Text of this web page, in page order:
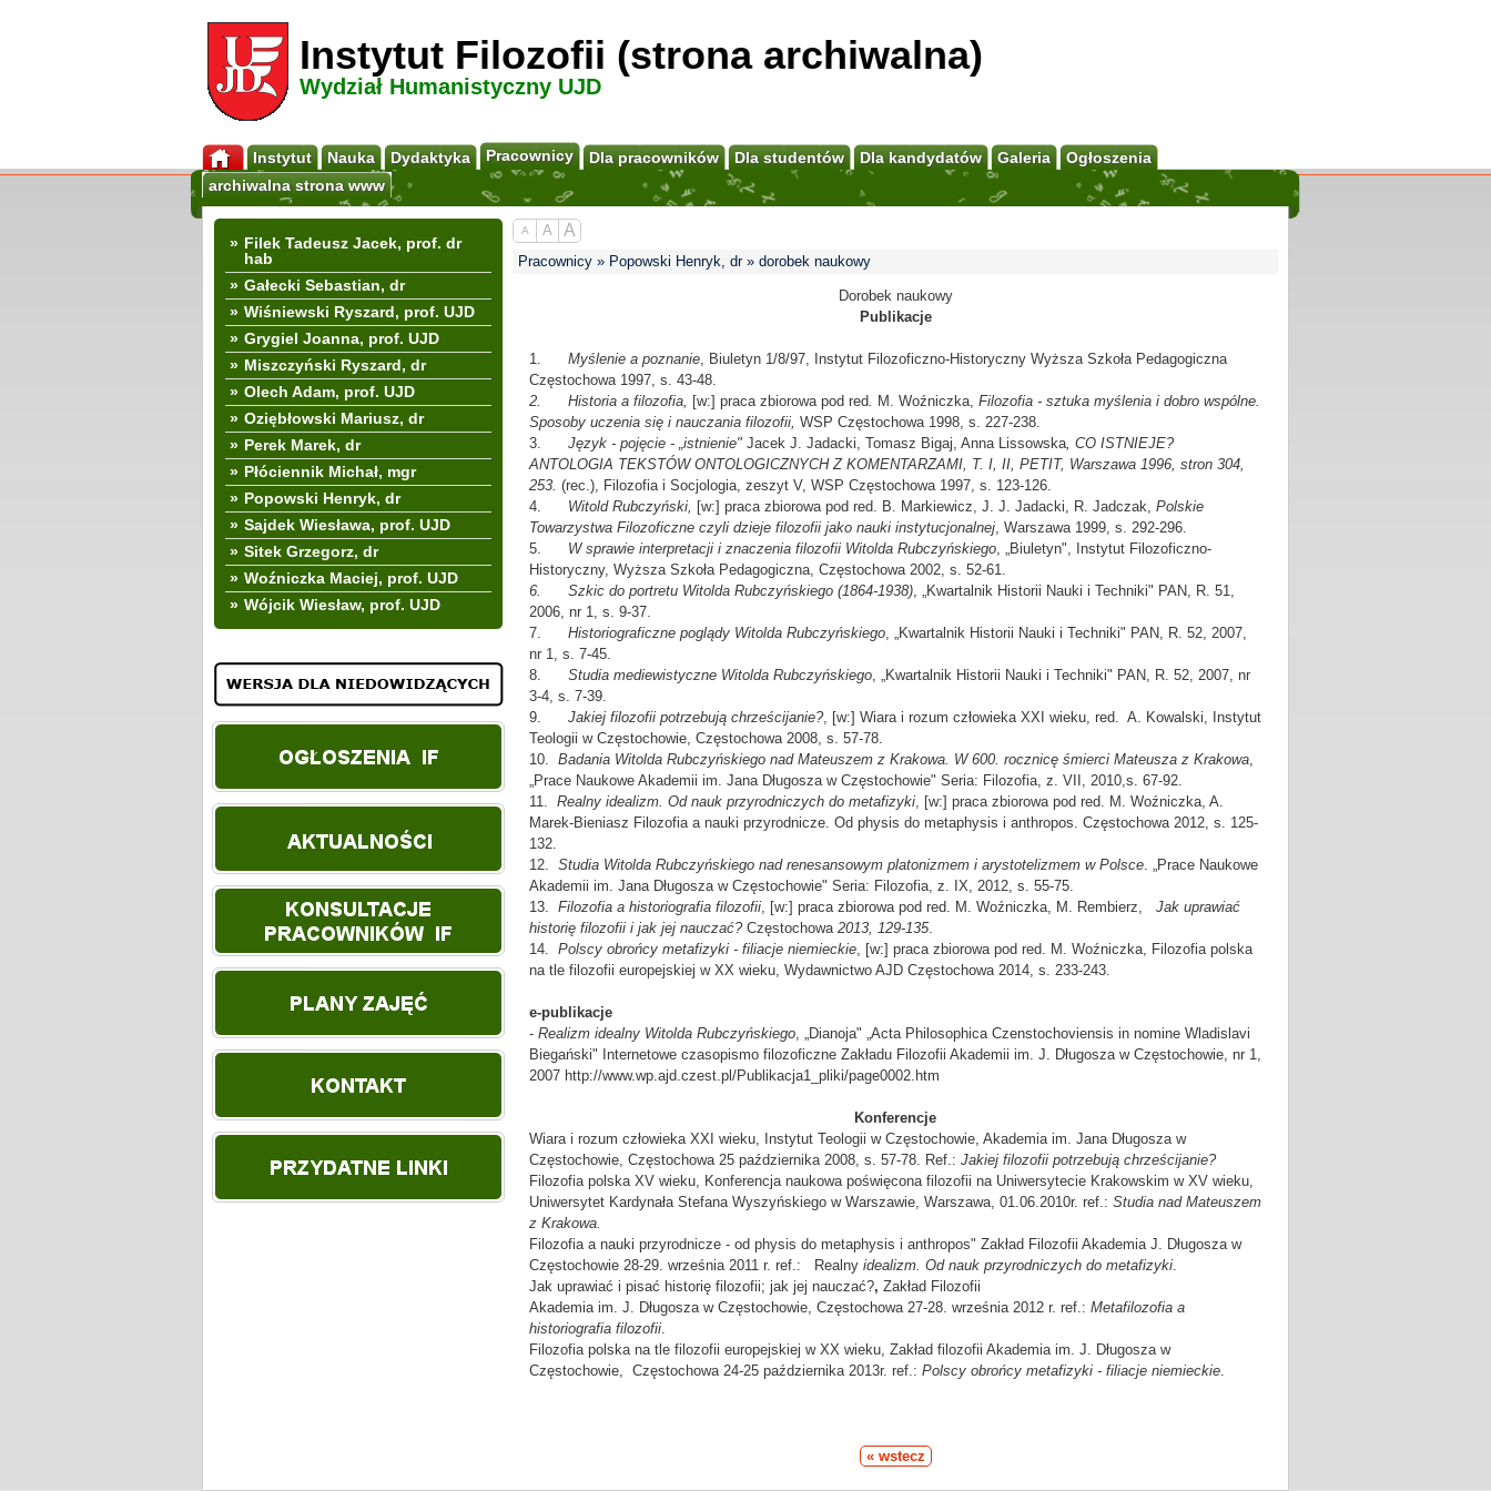
Instytut Filozofii (strona archiwalna)
Wydział Humanistyczny UJD
Instytut Nauka Dydaktyka Pracownicy Dla pracowników Dla studentów Dla kandydatów Galeria
Ogłoszenia
archiwalna strona www
» Filek Tadeusz Jacek, prof. dr
hab
» Gałecki Sebastian, dr
» Wiśniewski Ryszard, prof. UJD
» Grygiel Joanna, prof. UJD
» Miszczyński Ryszard, dr
» Olech Adam, prof. UJD
» Oziębłowski Mariusz, dr
» Perek Marek, dr
» Płóciennik Michał, mgr
» Popowski Henryk, dr
» Sajdek Wiesława, prof. UJD
» Sitek Grzegorz, dr
» Woźniczka Maciej, prof. UJD
» Wójcik Wiesław, prof. UJD
A A A
Pracownicy » Popowski Henryk, dr » dorobek naukowy
Dorobek naukowy
Publikacje
1. Myślenie a poznanie, Biuletyn 1/8/97, Instytut Filozoficzno-Historyczny Wyższa Szkoła Pedagogiczna
Częstochowa 1997, s. 43-48.
2. Historia a filozofia, [w:] praca zbiorowa pod red. M. Woźniczka, Filozofia - sztuka myślenia i dobro wspólne.
Sposoby uczenia się i nauczania filozofii, WSP Częstochowa 1998, s. 227-238.
3. Język - pojęcie - „istnienie" Jacek J. Jadacki, Tomasz Bigaj, Anna Lissowska, CO ISTNIEJE?
ANTOLOGIA TEKSTÓW ONTOLOGICZNYCH Z KOMENTARZAMI, T. I, II, PETIT, Warszawa 1996, stron 304,
253. (rec.), Filozofia i Socjologia, zeszyt V, WSP Częstochowa 1997, s. 123-126.
4. Witold Rubczyński, [w:] praca zbiorowa pod red. B. Markiewicz, J. J. Jadacki, R. Jadczak, Polskie
Towarzystwa Filozoficzne czyli dzieje filozofii jako nauki instytucjonalnej, Warszawa 1999, s. 292-296.
5. W sprawie interpretacji i znaczenia filozofii Witolda Rubczyńskiego, „Biuletyn", Instytut Filozoficzno-
Historyczny, Wyższa Szkoła Pedagogiczna, Częstochowa 2002, s. 52-61.
6. Szkic do portretu Witolda Rubczyńskiego (1864-1938), „Kwartalnik Historii Nauki i Techniki" PAN, R. 51,
2006, nr 1, s. 9-37.
7. Historiograficzne poglądy Witolda Rubczyńskiego, „Kwartalnik Historii Nauki i Techniki" PAN, R. 52, 2007,
nr 1, s. 7-45.
8. Studia mediewistyczne Witolda Rubczyńskiego, „Kwartalnik Historii Nauki i Techniki" PAN, R. 52, 2007, nr
3-4, s. 7-39.
9. Jakiej filozofii potrzebują chrześcijanie?, [w:] Wiara i rozum człowieka XXI wieku, red. A. Kowalski, Instytut
Teologii w Częstochowie, Częstochowa 2008, s. 57-78.
10. Badania Witolda Rubczyńskiego nad Mateuszem z Krakowa. W 600. rocznicę śmierci Mateusza z Krakowa,
„Prace Naukowe Akademii im. Jana Długosza w Częstochowie" Seria: Filozofia, z. VII, 2010,s. 67-92.
11. Realny idealizm. Od nauk przyrodniczych do metafizyki, [w:] praca zbiorowa pod red. M. Woźniczka, A.
Marek-Bieniasz Filozofia a nauki przyrodnicze. Od physis do metaphysis i anthropos. Częstochowa 2012, s. 125-
132.
12. Studia Witolda Rubczyńskiego nad renesansowym platonizmem i arystotelizmem w Polsce. „Prace Naukowe
Akademii im. Jana Długosza w Częstochowie" Seria: Filozofia, z. IX, 2012, s. 55-75.
13. Filozofia a historiografia filozofii, [w:] praca zbiorowa pod red. M. Woźniczka, M. Rembierz,
Jak uprawiać
historię filozofii i jak jej nauczać?Częstochowa 2013, 129-135.
14. Polscy obrońcy metafizyki - filiacje niemieckie, [w:] praca zbiorowa pod red. M. Woźniczka, Filozofia polska
na tle filozofii europejskiej w XX wieku, Wydawnictwo AJD Częstochowa 2014, s. 233-243.
e-publikacje
- Realizm idealny Witolda Rubczyńskiego, „Dianoja" „Acta Philosophica Czenstochoviensis in nomine Wladislavi
Biegański" Internetowe czasopismo filozoficzne Zakładu Filozofii Akademii im. J. Długosza w Częstochowie, nr 1,
2007 http://www.wp.ajd.czest.pl/Publikacja1_pliki/page0002.htm
Konferencje
Wiara i rozum człowieka XXI wieku, Instytut Teologii w Częstochowie, Akademia im. Jana Długosza w
Częstochowie, Częstochowa 25 października 2008, s. 57-78. Ref.: Jakiej filozofii potrzebują chrześcijanie?
Filozofia polska XV wieku, Konferencja naukowa poświęcona filozofii na Uniwersytecie Krakowskim w XV wieku,
Uniwersytet Kardynała Stefana Wyszyńskiego w Warszawie, Warszawa, 01.06.2010r. ref.: Studia nad Mateuszem
z Krakowa.
Filozofia a nauki przyrodnicze - od physis do metaphysis i anthropos" Zakład Filozofii Akademia J. Długosza w
Częstochowie 28-29. września 2011 r. ref.: Realny idealizm. Od nauk przyrodniczych do metafizyki.
Jak uprawiać i pisać historię filozofii; jak jej nauczać?, Zakład Filozofii
Akademia im. J. Długosza w Częstochowie, Częstochowa 27-28. września 2012 r. ref.: Metafilozofia a
historiografia filozofii.
Filozofia polska na tle filozofii europejskiej w XX wieku, Zakład filozofii Akademia im. J. Długosza w
Częstochowie, Częstochowa 24-25 października 2013r. ref.: Polscy obrońcy metafizyki - filiacje niemieckie.
« wstecz